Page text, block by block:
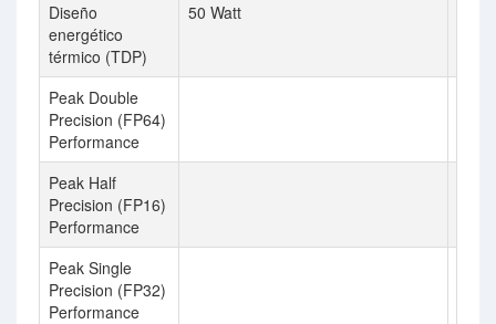
Diseño
energético
térmico (TDP)
50 Watt
Peak Double
Precision (FP64)
Performance
Peak Half
Precision (FP16)
Performance
Peak Single
Precision (FP32)
Performance